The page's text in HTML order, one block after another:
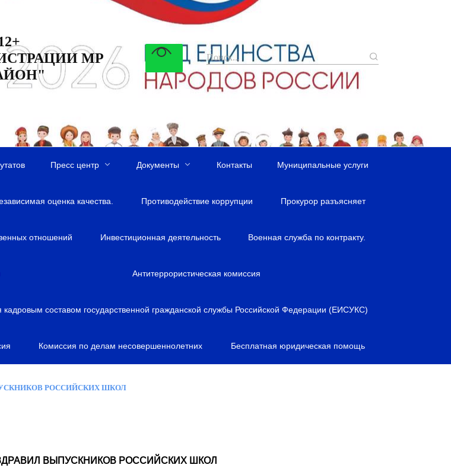
МР
Пресс центр Документы Контакты Муниципальные услуги
оценка качества. Противодействие коррупции Прокурор разъясняет
отношений Инвестиционная деятельность Военная служба по контракту.
Антитеррористическая комиссия
составом государственной гражданской службы Российской Федерации (ЕИСУКС)
Комиссия по делам несовершеннолетних Бесплатная юридическая помощь
РОССИЙСКИХ ШКОЛ
ВЫПУСКНИКОВ РОССИЙСКИХ ШКОЛ